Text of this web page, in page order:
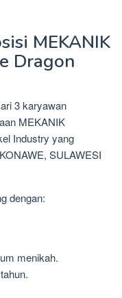
MEKANIK
Dragon
3 karyawan
MEKANIK
Industry yang
SULAWESI
dengan:
menikah.